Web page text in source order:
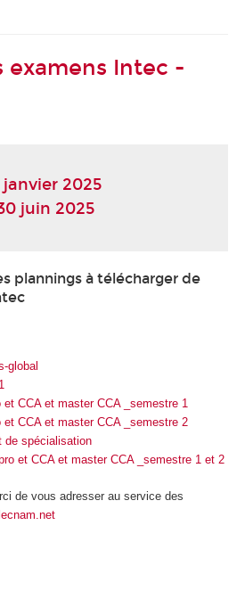
examens Intec -
janvier 2025
juin 2025
plannings à télécharger de
global
CCA et master CCA _semestre 1
CCA et master CCA _semestre 2
de spécialisation
et CCA et master CCA _semestre 1 et 2
de vous adresser au service des